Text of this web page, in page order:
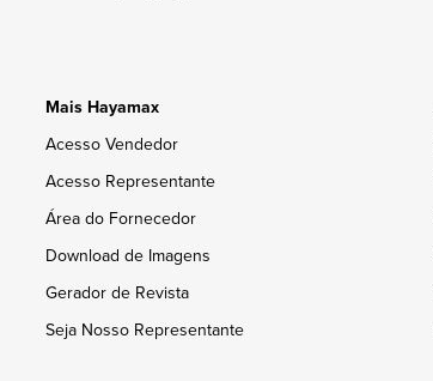
Mais Hayamax
Acesso Vendedor
Acesso Representante
Área do Fornecedor
Download de Imagens
Gerador de Revista
Seja Nosso Representante